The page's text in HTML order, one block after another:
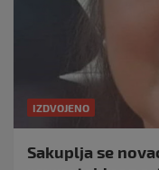
IZDVOJENO
Sakuplja se